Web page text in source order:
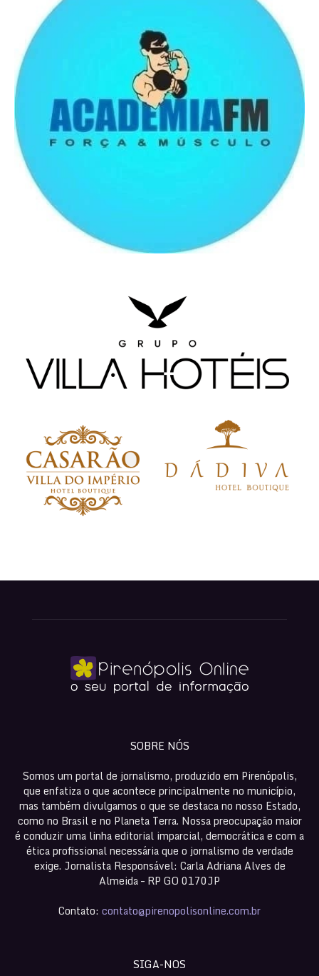
SOBRE NÓS
Somos um portal de jornalismo, produzido em Pirenópolis,
que enfatiza o que acontece principalmente no município,
mas também divulgamos o que se destaca no nosso Estado,
como no Brasil e no Planeta Terra. Nossa preocupação maior
é conduzir uma linha editorial imparcial, democrática e com a
ética profissional necessária que o jornalismo de verdade
exige. Jornalista Responsável: Carla Adriana Alves de
Almeida – RP GO 0170JP
Contato: contato@pirenopolisonline.com.br
SIGA-NOS